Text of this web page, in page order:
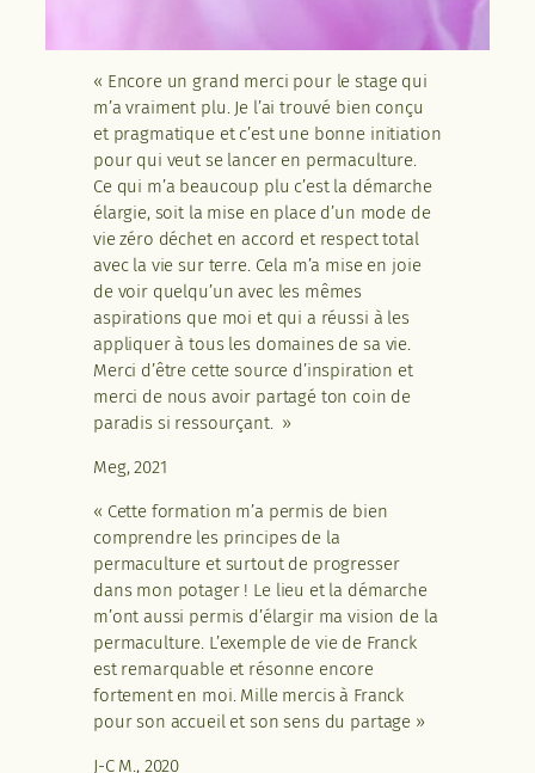
« Encore un grand merci pour le stage qui
m’a vraiment plu. Je l’ai trouvé bien conçu
et pragmatique et c’est une bonne initiation
pour qui veut se lancer en permaculture.
Ce qui m’a beaucoup plu c’est la démarche
élargie, soit la mise en place d’un mode de
vie zéro déchet en accord et respect total
avec la vie sur terre. Cela m’a mise en joie
de voir quelqu’un avec les mêmes
aspirations que moi et qui a réussi à les
appliquer à tous les domaines de sa vie.
Merci d’être cette source d’inspiration et
merci de nous avoir partagé ton coin de
paradis si ressourçant. »
Meg, 2021
« Cette formation m’a permis de bien
comprendre les principes de la
permaculture et surtout de progresser
dans mon potager ! Le lieu et la démarche
m’ont aussi permis d’élargir ma vision de la
permaculture. L’exemple de vie de Franck
est remarquable et résonne encore
fortement en moi. Mille mercis à Franck
pour son accueil et son sens du partage »
J-C M., 2020